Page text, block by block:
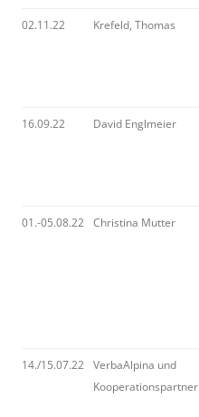
02.11.22 Krefeld, Thomas
16.09.22 David Englmeier
01.-05.08.22 Christina Mutter
14./15.07.22 VerbaAlpina und
Kooperationspartner